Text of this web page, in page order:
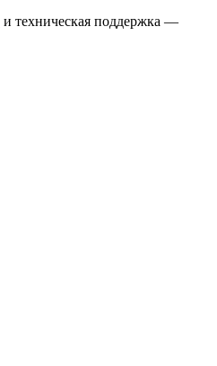
и техническая поддержка —